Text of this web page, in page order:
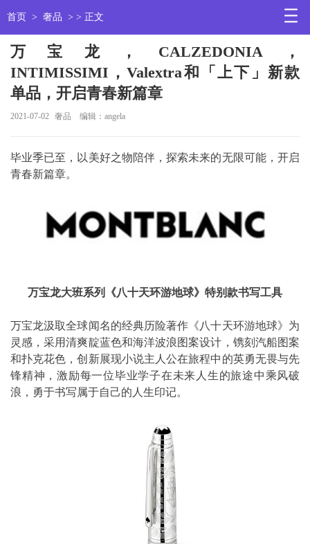
首页 > 奢品 > > 正文
万宝龙，CALZEDONIA，
INTIMISSIMI，Valextra和「上下」新款
单品，开启青春新篇章
2021-07-02 奢品 编辑：angela
毕业季已至，以美好之物陪伴，探索未来的无限可能，开启
青春新篇章。
万宝龙大班系列《八十天环游地球》特别款书写工具
万宝龙汲取全球闻名的经典历险著作《八十天环游地球》为
灵感，采用清爽靛蓝色和海洋波浪图案设计，镌刻汽船图案
和扑克花色，创新展现小说主人公在旅程中的英勇无畏与先
锋精神，激励每一位毕业学子在未来人生的旅途中乘风破
浪，勇于书写属于自己的人生印记。